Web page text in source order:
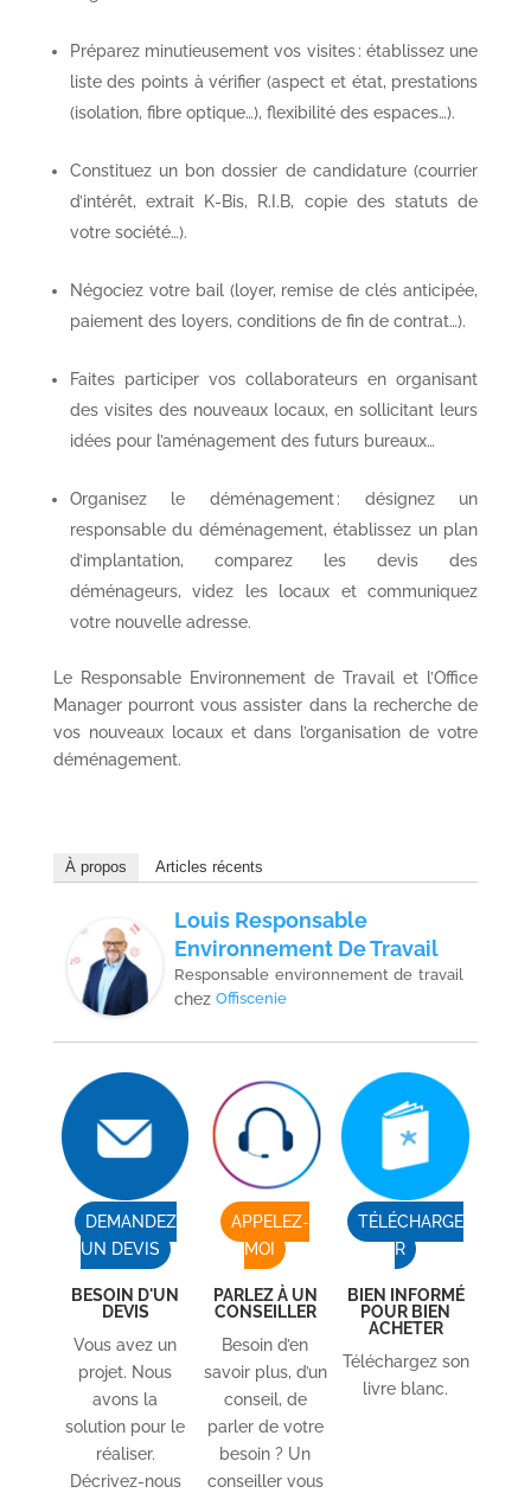
Préparez minutieusement vos visites : établissez une
liste des points à vérifier (aspect et état, prestations
(isolation, fibre optique…), flexibilité des espaces…).
Constituez un bon dossier de candidature (courrier
d’intérêt, extrait K-Bis, R.I.B, copie des statuts de
votre société…).
Négociez votre bail (loyer, remise de clés anticipée,
paiement des loyers, conditions de fin de contrat…).
Faites participer vos collaborateurs en organisant
des visites des nouveaux locaux, en sollicitant leurs
idées pour l’aménagement des futurs bureaux…
Organisez le déménagement : désignez un
responsable du déménagement, établissez un plan
d’implantation, comparez les devis des
déménageurs, videz les locaux et communiquez
votre nouvelle adresse.
Le Responsable Environnement de Travail et l’Office
Manager pourront vous assister dans la recherche de
vos nouveaux locaux et dans l’organisation de votre
déménagement.
À propos Articles récents
Louis Responsable
Environnement De Travail
Responsable environnement de travail
chez Offiscenie
DEMANDEZ
UN DEVIS
BESOIN D'UN
DEVIS
Vous avez un
projet. Nous
avons la
solution pour le
réaliser.
Décrivez-nous
APPELEZ-
MOI
PARLEZ À UN
CONSEILLER
Besoin d’en
savoir plus, d’un
conseil, de
parler de votre
besoin ? Un
conseiller vous
TÉLÉCHARGE
R
BIEN INFORMÉ
POUR BIEN
ACHETER
Téléchargez son
livre blanc.